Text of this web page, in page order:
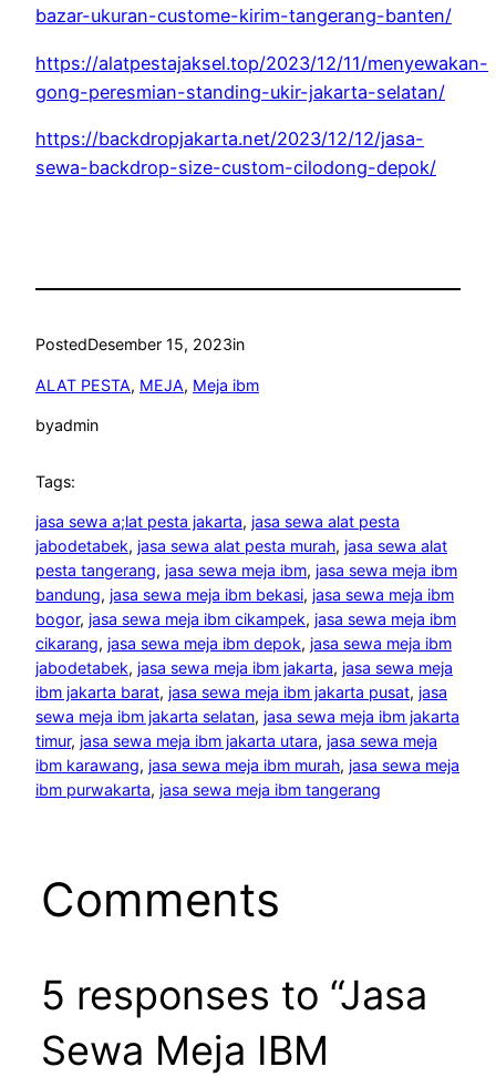
bazar-ukuran-custome-kirim-tangerang-banten/
https://alatpestajaksel.top/2023/12/11/menyewakan-
gong-peresmian-standing-ukir-jakarta-selatan/
https://backdropjakarta.net/2023/12/12/jasa-
sewa-backdrop-size-custom-cilodong-depok/
PostedDesember 15, 2023in
ALAT PESTA, MEJA, Meja ibm
byadmin
Tags:
jasa sewa a;lat pesta jakarta, jasa sewa alat pesta
jabodetabek, jasa sewa alat pesta murah, jasa sewa alat
pesta tangerang, jasa sewa meja ibm, jasa sewa meja ibm
bandung, jasa sewa meja ibm bekasi, jasa sewa meja ibm
bogor, jasa sewa meja ibm cikampek, jasa sewa meja ibm
cikarang, jasa sewa meja ibm depok, jasa sewa meja ibm
jabodetabek, jasa sewa meja ibm jakarta, jasa sewa meja
ibm jakarta barat, jasa sewa meja ibm jakarta pusat, jasa
sewa meja ibm jakarta selatan, jasa sewa meja ibm jakarta
timur, jasa sewa meja ibm jakarta utara, jasa sewa meja
ibm karawang, jasa sewa meja ibm murah, jasa sewa meja
ibm purwakarta, jasa sewa meja ibm tangerang
Comments
5 responses to “Jasa
Sewa Meja IBM